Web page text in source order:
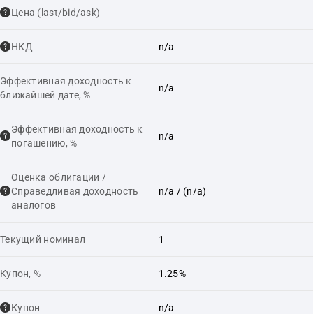
Цена (last/bid/ask)
НКД n/a
Эффективная доходность к
ближайшей дате, %
n/a
Эффективная доходность к
погашению, %
n/a
Оценка облигации /
Справедливая доходность
аналогов
n/a / (n/a)
Текущий номинал 1
Купон, % 1.25%
Купон n/a